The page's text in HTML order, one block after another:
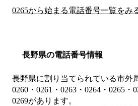
0265から始まる電話番号一覧をみ
長野県の電話番号情報
長野県に割り当てられている市外
0260・0261・0263・0264・0265・
0269があります。